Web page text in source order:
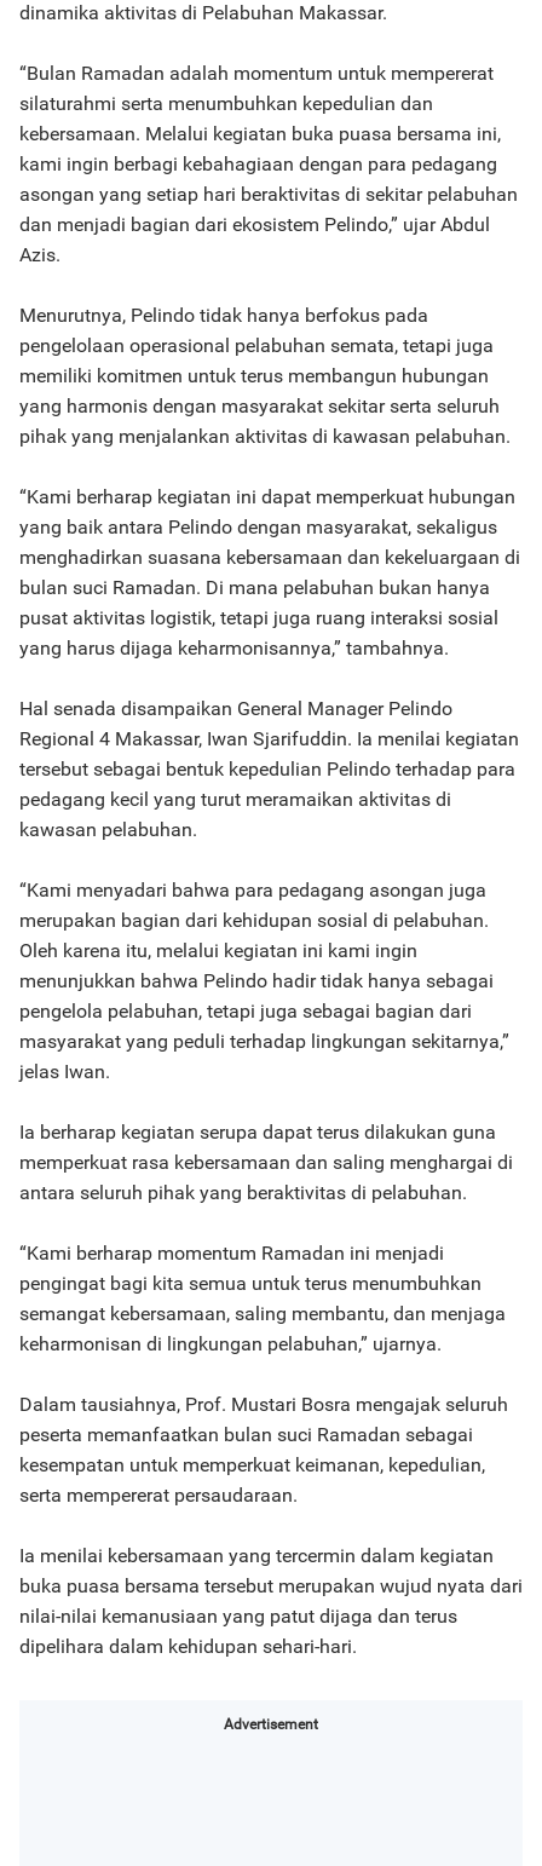
dinamika aktivitas di Pelabuhan Makassar.
“Bulan Ramadan adalah momentum untuk mempererat
silaturahmi serta menumbuhkan kepedulian dan
kebersamaan. Melalui kegiatan buka puasa bersama ini,
kami ingin berbagi kebahagiaan dengan para pedagang
asongan yang setiap hari beraktivitas di sekitar pelabuhan
dan menjadi bagian dari ekosistem Pelindo,” ujar Abdul
Azis.
Menurutnya, Pelindo tidak hanya berfokus pada
pengelolaan operasional pelabuhan semata, tetapi juga
memiliki komitmen untuk terus membangun hubungan
yang harmonis dengan masyarakat sekitar serta seluruh
pihak yang menjalankan aktivitas di kawasan pelabuhan.
“Kami berharap kegiatan ini dapat memperkuat hubungan
yang baik antara Pelindo dengan masyarakat, sekaligus
menghadirkan suasana kebersamaan dan kekeluargaan di
bulan suci Ramadan. Di mana pelabuhan bukan hanya
pusat aktivitas logistik, tetapi juga ruang interaksi sosial
yang harus dijaga keharmonisannya,” tambahnya.
Hal senada disampaikan General Manager Pelindo
Regional 4 Makassar, Iwan Sjarifuddin. Ia menilai kegiatan
tersebut sebagai bentuk kepedulian Pelindo terhadap para
pedagang kecil yang turut meramaikan aktivitas di
kawasan pelabuhan.
“Kami menyadari bahwa para pedagang asongan juga
merupakan bagian dari kehidupan sosial di pelabuhan.
Oleh karena itu, melalui kegiatan ini kami ingin
menunjukkan bahwa Pelindo hadir tidak hanya sebagai
pengelola pelabuhan, tetapi juga sebagai bagian dari
masyarakat yang peduli terhadap lingkungan sekitarnya,”
jelas Iwan.
Ia berharap kegiatan serupa dapat terus dilakukan guna
memperkuat rasa kebersamaan dan saling menghargai di
antara seluruh pihak yang beraktivitas di pelabuhan.
“Kami berharap momentum Ramadan ini menjadi
pengingat bagi kita semua untuk terus menumbuhkan
semangat kebersamaan, saling membantu, dan menjaga
keharmonisan di lingkungan pelabuhan,” ujarnya.
Dalam tausiahnya, Prof. Mustari Bosra mengajak seluruh
peserta memanfaatkan bulan suci Ramadan sebagai
kesempatan untuk memperkuat keimanan, kepedulian,
serta mempererat persaudaraan.
Ia menilai kebersamaan yang tercermin dalam kegiatan
buka puasa bersama tersebut merupakan wujud nyata dari
nilai-nilai kemanusiaan yang patut dijaga dan terus
dipelihara dalam kehidupan sehari-hari.
Advertisement